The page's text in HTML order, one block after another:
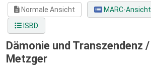
Normale Ansicht
MARC-Ansicht
ISBD
Dämonie und Transzendenz /
Metzger